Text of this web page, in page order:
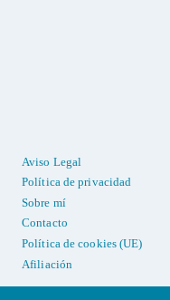
Aviso Legal
Política de privacidad
Sobre mí
Contacto
Política de cookies (UE)
Afiliación